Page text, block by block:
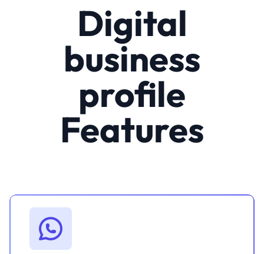
Digital
business
profile
Features